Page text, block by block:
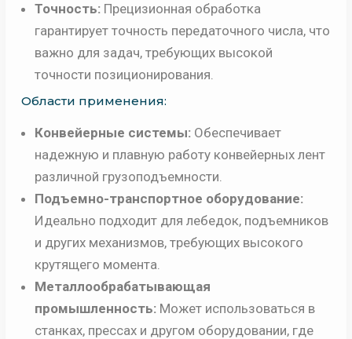
Точность:Прецизионная обработка
гарантирует точность передаточного числа, что
важно для задач, требующих высокой
точности позиционирования.
Области применения:
Конвейерные системы:Обеспечивает
надежную и плавную работу конвейерных лент
различной грузоподъемности.
Подъемно-транспортное оборудование:
Идеально подходит для лебедок, подъемников
и других механизмов, требующих высокого
крутящего момента.
Металлообрабатывающая
промышленность:Может использоваться в
станках, прессах и другом оборудовании, где